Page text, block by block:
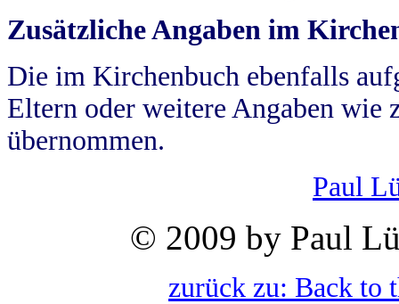
Zusätzliche Angaben im
Die im Kirchenbuch ebenfalls
Eltern oder weitere Angaben wie
übernommen.
Paul
© 2009 by Paul
zurück zu: Back to